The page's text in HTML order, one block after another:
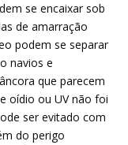
se encaixar sob
de amarração
podem se separar
navios e
que parecem
oídio ou UV não foi
ser evitado com
do perigo